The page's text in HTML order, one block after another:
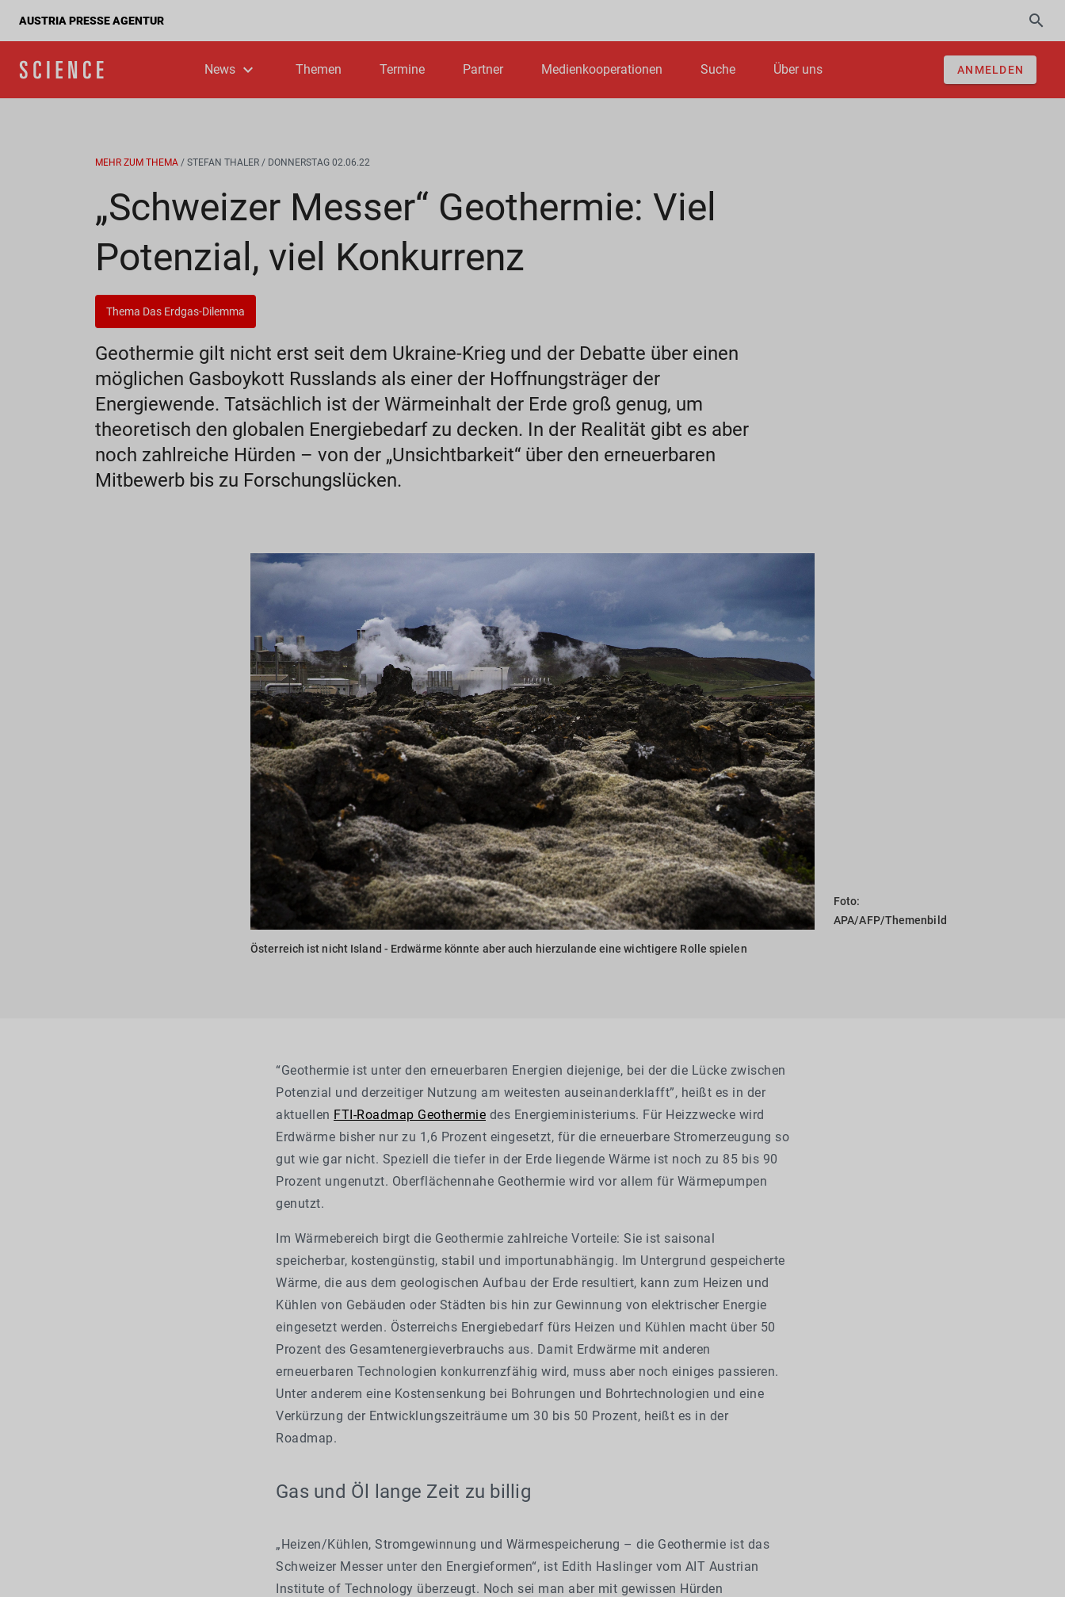
AUSTRIA PRESSE AGENTUR
News Themen Termine Partner Medienkooperationen Suche Über uns ANMELDEN
MEHR ZUM THEMA / STEFAN THALER / DONNERSTAG 02.06.22
„Schweizer Messer“ Geothermie: Viel
Potenzial, viel Konkurrenz
Thema Das Erdgas-Dilemma
Geothermie gilt nicht erst seit dem Ukraine-Krieg und der Debatte über einen
möglichen Gasboykott Russlands als einer der Hoffnungsträger der
Energiewende. Tatsächlich ist der Wärmeinhalt der Erde groß genug, um
theoretisch den globalen Energiebedarf zu decken. In der Realität gibt es aber
noch zahlreiche Hürden – von der „Unsichtbarkeit“ über den erneuerbaren
Mitbewerb bis zu Forschungslücken.
Foto:
APA/AFP/Themenbild
Österreich ist nicht Island - Erdwärme könnte aber auch hierzulande eine wichtigere Rolle spielen
“Geothermie ist unter den erneuerbaren Energien diejenige, bei der die Lücke zwischen
Potenzial und derzeitiger Nutzung am weitesten auseinanderklafft”, heißt es in der
aktuellen FTI-Roadmap Geothermie des Energieministeriums. Für Heizzwecke wird
Erdwärme bisher nur zu 1,6 Prozent eingesetzt, für die erneuerbare Stromerzeugung so
gut wie gar nicht. Speziell die tiefer in der Erde liegende Wärme ist noch zu 85 bis 90
Prozent ungenutzt. Oberflächennahe Geothermie wird vor allem für Wärmepumpen
genutzt.
Im Wärmebereich birgt die Geothermie zahlreiche Vorteile: Sie ist saisonal
speicherbar, kostengünstig, stabil und importunabhängig. Im Untergrund gespeicherte
Wärme, die aus dem geologischen Aufbau der Erde resultiert, kann zum Heizen und
Kühlen von Gebäuden oder Städten bis hin zur Gewinnung von elektrischer Energie
eingesetzt werden. Österreichs Energiebedarf fürs Heizen und Kühlen macht über 50
Prozent des Gesamtenergieverbrauchs aus. Damit Erdwärme mit anderen
erneuerbaren Technologien konkurrenzfähig wird, muss aber noch einiges passieren.
Unter anderem eine Kostensenkung bei Bohrungen und Bohrtechnologien und eine
Verkürzung der Entwicklungszeiträume um 30 bis 50 Prozent, heißt es in der
Roadmap.
Gas und Öl lange Zeit zu billig
„Heizen/Kühlen, Stromgewinnung und Wärmespeicherung – die Geothermie ist das
Schweizer Messer unter den Energieformen“, ist Edith Haslinger vom AIT Austrian
Institute of Technology überzeugt. Noch sei man aber mit gewissen Hürden